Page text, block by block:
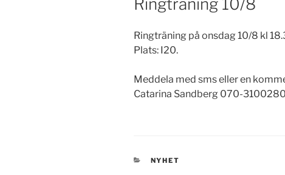
Ringträning 10/8
Ringträning på onsdag 10/8 kl
Plats: I20.
Meddela med sms eller en
Catarina Sandberg 070-3100280
KATEGORIER
NYHET